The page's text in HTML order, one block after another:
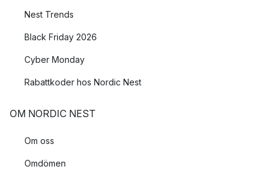
Nest Trends
Black Friday 2026
Cyber Monday
Rabattkoder hos Nordic Nest
OM NORDIC NEST
Om oss
Omdömen